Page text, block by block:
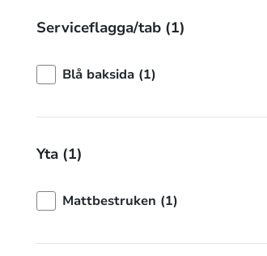
Serviceflagga/tab (1)
Blå baksida (1)
Yta (1)
Mattbestruken (1)